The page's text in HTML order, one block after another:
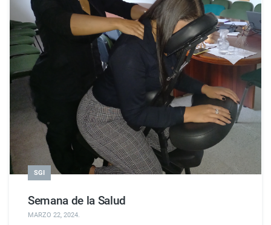
SGI
Semana de la Salud
MARZO 22, 2024.